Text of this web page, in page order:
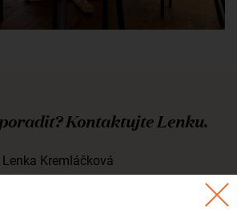
Kontaktujte Lenku.
Lenka Kremláčková
Event manager